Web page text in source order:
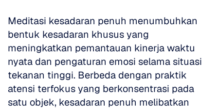
Meditasi kesadaran penuh menumbuhkan
bentuk kesadaran khusus yang
meningkatkan pemantauan kinerja waktu
nyata dan pengaturan emosi selama situasi
tekanan tinggi. Berbeda dengan praktik
atensi terfokus yang berkonsentrasi pada
satu objek, kesadaran penuh melibatkan